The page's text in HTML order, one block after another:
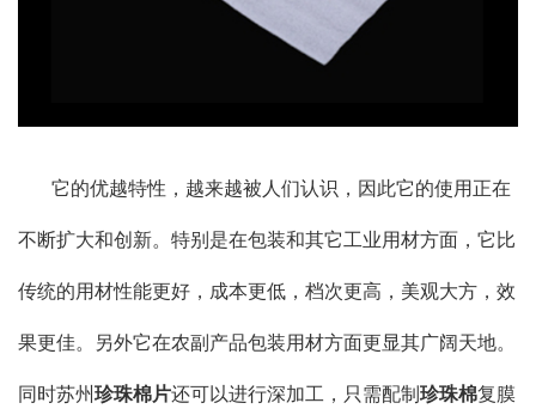
它的优越特性，越来越被人们认识，因此它的使用正在
不断扩大和创新。特别是在包装和其它工业用材方面，它比
传统的用材性能更好，成本更低，档次更高，美观大方，效
果更佳。另外它在农副产品包装用材方面更显其广阔天地。
同时苏州珍珠棉片还可以进行深加工，只需配制 珍珠棉复膜